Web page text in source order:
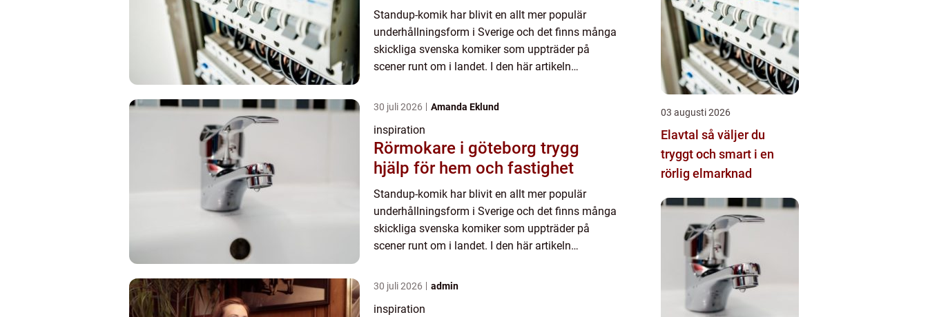
Standup-komik har blivit en allt mer populär
underhållningsform i Sverige och det finns många
skickliga svenska komiker som uppträder på
scener runt om i landet. I den här artikeln
30 juli 2026 Amanda Eklund
inspiration
Rörmokare i göteborg trygg
hjälp för hem och fastighet
Standup-komik har blivit en allt mer populär
underhållningsform i Sverige och det finns många
skickliga svenska komiker som uppträder på
scener runt om i landet. I den här artikeln
30 juli 2026 admin
inspiration
03 augusti 2026
Elavtal så väljer du
tryggt och smart i en
rörlig elmarknad